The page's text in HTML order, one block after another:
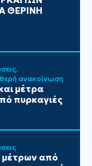
ΘΕΡΙΝΗ
ανακοίνωση
μέτρα
πυρκαγιές
από